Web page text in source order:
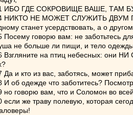
ИБО ГДЕ СОКРОВИЩЕ ВАШЕ, ТАМ
НИКТО НЕ МОЖЕТ СЛУЖИТЬ ДВУМ
станет усердствовать, а о
Посему говорю вам: не заботьтесь
не больше ли пищи, и тело
Взгляните на птиц небесных: они
Да и кто из вас, заботясь, может
И об одежде что заботитесь?
но говорю вам, что и Соломон во
если же траву полевую, которая